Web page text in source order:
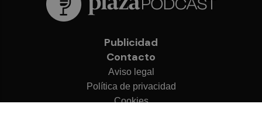
Publicidad
Contacto
Aviso legal
Política de privacidad
Cookies